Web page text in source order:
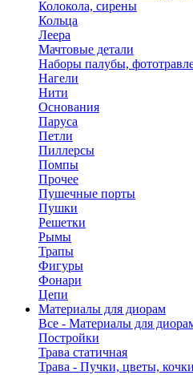
Колокола, сирены
Кольца
Леера
Мачтовые детали
Наборы палубы,
Нагели
Нити
Основания
Паруса
Петли
Пиллерсы
Помпы
Прочее
Пушечные порты
Пушки
Решетки
Рымы
Трапы
Фигуры
Фонари
Цепи
Материалы для диорам
Все - Материалы для
Постройки
Трава статичная
Трава - Пучки, цветы,